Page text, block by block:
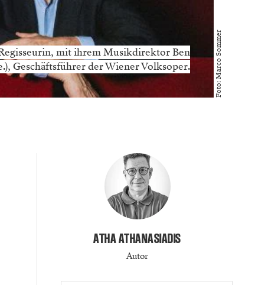
mit ihrem Musikdirektor Ben
Geschäftsführer der Wiener Volksoper.
Foto: Marco Sommer
ATHA ATHANASIADIS
Autor